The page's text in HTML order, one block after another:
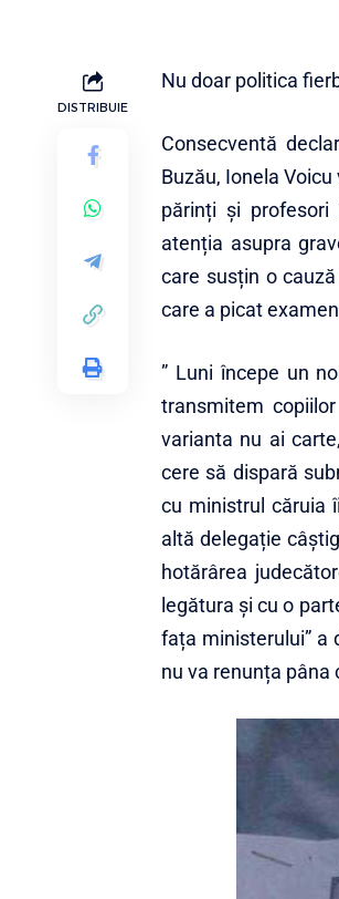
DISTRIBUIE
Nu doar politica
Consecventă
Buzău, Ionela
părinți și
atenția asupra
care susțin o
care a picat
” Luni începe un
transmitem
varianta nu ai
cere să dispară
cu ministrul căruia
altă delegație
hotărârea
legătura și cu o
fața ministerului” a
nu va renunța pâna